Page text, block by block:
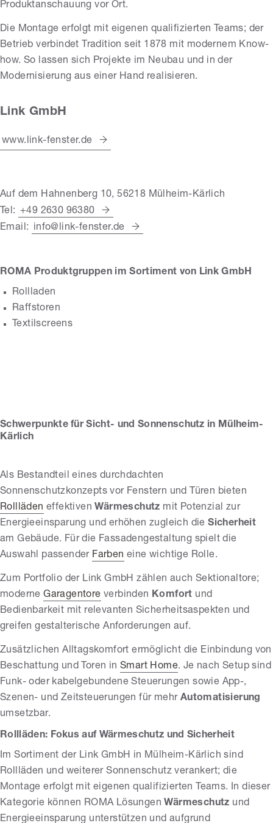
Produktanschauung vor Ort.
Die Montage erfolgt mit eigenen qualifizierten Teams; der
Betrieb verbindet Tradition seit 1878 mit modernem Know-
how. So lassen sich Projekte im Neubau und in der
Modernisierung aus einer Hand realisieren.
Link GmbH
www.link-fenster.de
Auf dem Hahnenberg 10, 56218 Mülheim-Kärlich
Tel: +49 2630 96380
Email:
info@link-fenster.de
ROMA Produktgruppen im Sortiment von Link GmbH
Rollladen
Raffstoren
Textilscreens
Schwerpunkte für Sicht- und Sonnenschutz in Mülheim-
Kärlich
Als Bestandteil eines durchdachten
Sonnenschutzkonzepts vor Fenstern und Türen bieten
Rollläden effektiven Wärmeschutz mit Potenzial zur
Energieeinsparung und erhöhen zugleich dieSicherheit
am Gebäude. Für die Fassadengestaltung spielt die
Auswahl passender Farben eine wichtige Rolle.
Zum Portfolio der Link GmbH zählen auch Sektionaltore;
moderneGaragentore verbinden Komfort und
Bedienbarkeit mit relevanten Sicherheitsaspekten und
greifen gestalterische Anforderungen auf.
Zusätzlichen Alltagskomfort ermöglicht die Einbindung von
Beschattung und Toren in Smart Home. Je nach Setup sind
Funk- oder kabelgebundene Steuerungen sowie App-,
Szenen- und Zeitsteuerungen für mehr Automatisierung
umsetzbar.
Rollläden: Fokus auf Wärmeschutz und Sicherheit
Im Sortiment der Link GmbH in Mülheim-Kärlich sind
Rollläden und weiterer Sonnenschutz verankert; die
Montage erfolgt mit eigenen qualifizierten Teams. In dieser
Kategorie können ROMA Lösungen Wärmeschutz und
Energieeinsparung unterstützen und aufgrund